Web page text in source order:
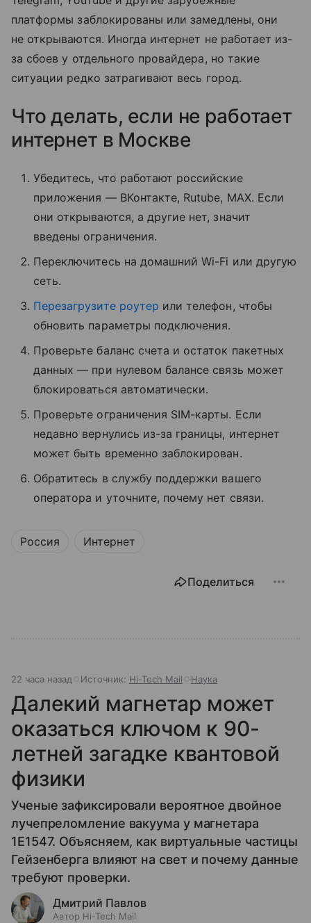
платформы заблокированы или замедлены, они
не открываются. Иногда интернет не работает из-
за сбоев у отдельного провайдера, но такие
ситуации редко затрагивают весь город.
Что делать, если не работает
интернет в Москве
Убедитесь, что работают российские
приложения — ВКонтакте, Rutube, MAX. Если
они открываются, а другие нет, значит
введены ограничения.
Переключитесь на домашний Wi-Fi или другую
сеть.
Перезагрузите роутер или телефон, чтобы
обновить параметры подключения.
Проверьте баланс счета и остаток пакетных
данных — при нулевом балансе связь может
блокироваться автоматически.
Проверьте ограничения SIM-карты. Если
недавно вернулись из-за границы, интернет
может быть временно заблокирован.
Обратитесь в службу поддержки вашего
оператора и уточните, почему нет связи.
Россия Интернет
Поделиться
22 часа назад Источник: Hi-Tech Mail Наука
Далекий магнетар может
оказаться ключом к 90-
летней загадке квантовой
физики
Ученые зафиксировали вероятное двойное
лучепреломление вакуума у магнетара
1E1547. Объясняем, как виртуальные частицы
Гейзенберга влияют на свет и почему данные
требуют проверки.
Дмитрий Павлов
Автор Hi-Tech Mail